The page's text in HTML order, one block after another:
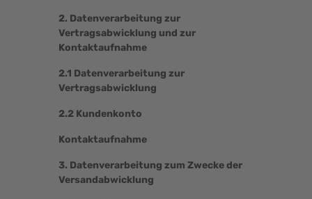
2. Datenverarbeitung zur
Vertragsabwicklung und zur
Kontaktaufnahme
2.1 Datenverarbeitung zur
Vertragsabwicklung
2.2 Kundenkonto
Kontaktaufnahme
3. Datenverarbeitung zum Zwecke der
Versandabwicklung